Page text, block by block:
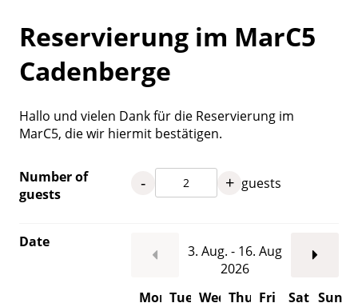
Reservierung im MarC5
Cadenberge
Hallo und vielen Dank für die Reservierung im
MarC5, die wir hiermit bestätigen.
Number of
guests
- + guests
Date
3. Aug. - 16. Aug
2026
Mon Tue Wed Thu Fri Sat Sun